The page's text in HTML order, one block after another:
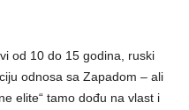
od 10 do 15 godina, ruski
odnosa sa Zapadom – ali
elite“ tamo dođu na vlast i